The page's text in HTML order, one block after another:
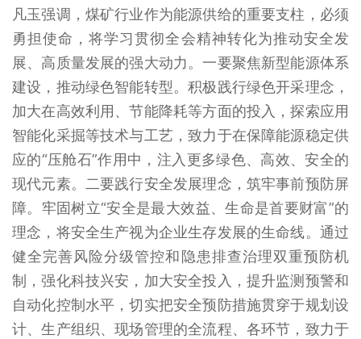
凡玉强调，煤矿行业作为能源供给的重要支柱，必须
勇担使命，将学习贯彻全会精神转化为推动安全发
展、高质量发展的强大动力。一要聚焦新型能源体系
建设，推动绿色智能转型。积极践行绿色开采理念，
加大在高效利用、节能降耗等方面的投入，探索应用
智能化采掘等技术与工艺，致力于在保障能源稳定供
应的“压舱石”作用中，注入更多绿色、高效、安全的
现代元素。二要践行安全发展理念，筑牢事前预防屏
障。牢固树立“安全是最大效益、生命是首要财富”的
理念，将安全生产视为企业生存发展的生命线。通过
健全完善风险分级管控和隐患排查治理双重预防机
制，强化科技兴安，加大安全投入，提升监测预警和
自动化控制水平，切实把安全预防措施贯穿于规划设
计、生产组织、现场管理的全流程、各环节，致力于